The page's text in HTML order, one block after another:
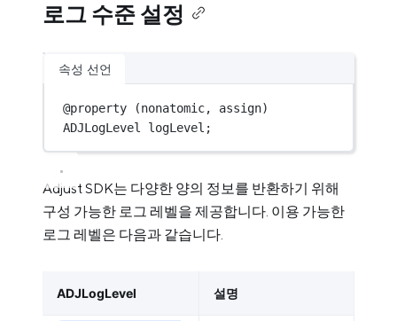
로그 수준 설정
속성 선언
@property (nonatomic, assign)
ADJLogLevel logLevel;
Adjust SDK는 다양한 양의 정보를 반환하기 위해
구성 가능한 로그 레벨을 제공합니다. 이용 가능한
로그 레벨은 다음과 같습니다.
ADJLogLevel 설명